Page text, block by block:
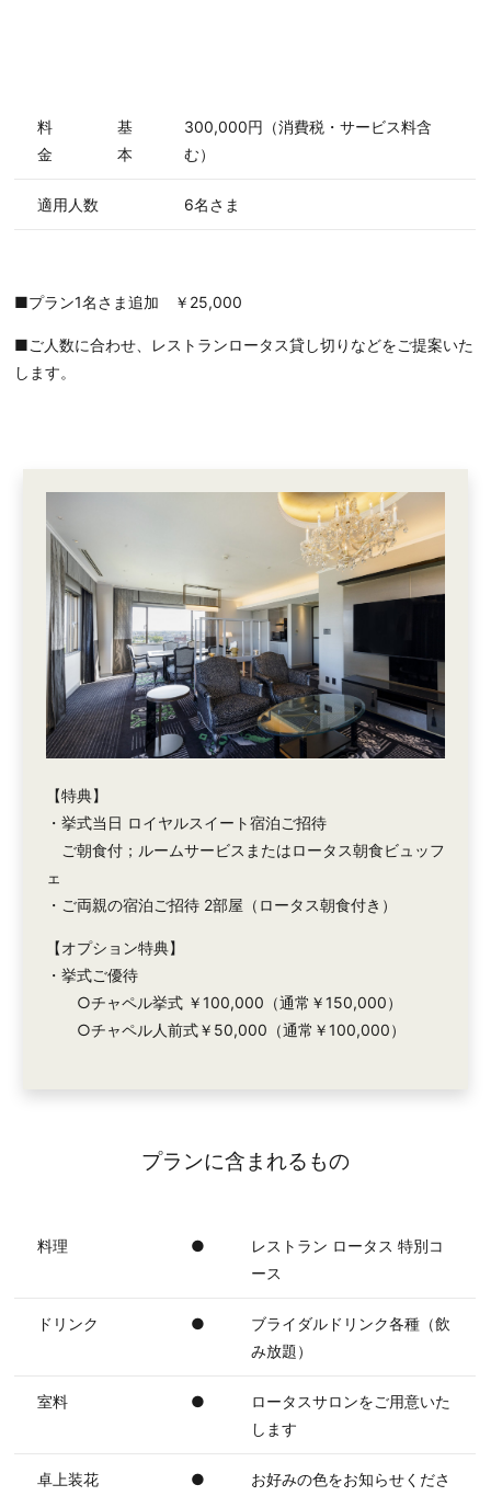
料
金
基
本
300,000円（消費税・サービス料含
む）
適用人数 6名さま
■プラン1名さま追加 ￥25,000
■ご人数に合わせ、レストランロータス貸し切りなどをご提案いた
します。
【特典】
・挙式当日 ロイヤルスイート宿泊ご招待
ご朝食付；ルームサービスまたはロータス朝食ビュッフ
ェ
・ご両親の宿泊ご招待 2部屋（ロータス朝食付き）
【オプション特典】
・挙式ご優待
○チャペル挙式 ￥100,000（通常￥150,000）
○チャペル人前式￥50,000（通常￥100,000）
プランに含まれるもの
料理 ●
レストラン ロータス 特別コ
ース
ドリンク ●
ブライダルドリンク各種（飲
み放題）
室料 ●
ロータスサロンをご用意いた
します
卓上装花 ●
お好みの色をお知らせくださ